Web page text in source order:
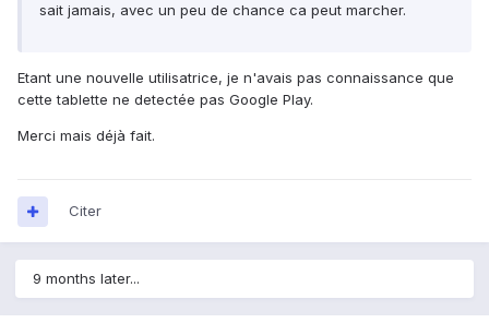
sait jamais, avec un peu de chance ca peut marcher.
Etant une nouvelle utilisatrice, je n'avais pas connaissance que
cette tablette ne detectée pas Google Play.
Merci mais déjà fait.
Citer
9 months later...